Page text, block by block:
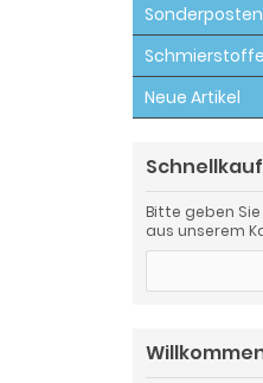
Sonderposten
Schmierstoffe
Neue Artikel
Schnellkauf
Bitte geben
aus unserem